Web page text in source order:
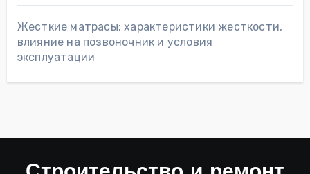
Жесткие матрасы: характеристики жесткости,
влияние на позвоночник и условия
эксплуатации